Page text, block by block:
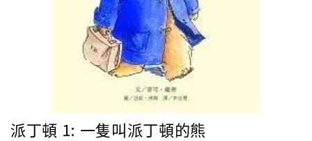
派丁頓 1: 一隻叫派丁頓的熊